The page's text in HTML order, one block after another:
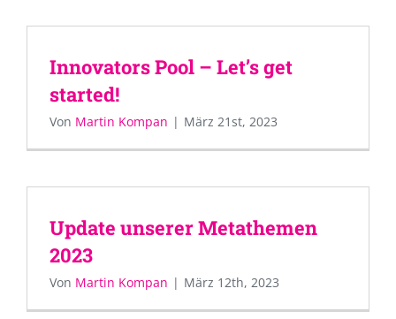
Innovators Pool – Let’s get
started!
Von Martin Kompan | März 21st, 2023
Update unserer Metathemen
2023
Von Martin Kompan | März 12th, 2023